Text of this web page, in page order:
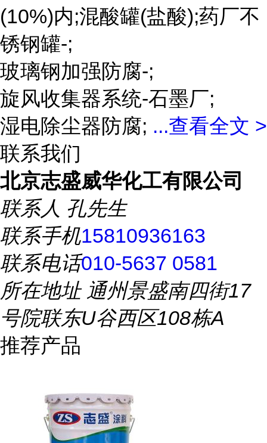
(10%)内;混酸罐(盐酸);药厂不
锈钢罐-;
玻璃钢加强防腐-;
旋风收集器系统-石墨厂;
湿电除尘器防腐; ...查看全文 >
联系我们
北京志盛威华化工有限公司
联系人 孔先生
联系手机15810936163
联系电话010-5637 0581
所在地址通州景盛南四街17
号院联东U谷西区108栋A
推荐产品